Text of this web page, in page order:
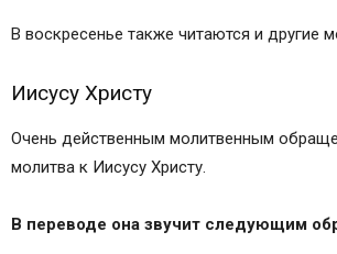
В воскресенье также читаются и другие
Иисусу Христу
Очень действенным молитвенным
молитва к Иисусу Христу.
В переводе она звучит следующим